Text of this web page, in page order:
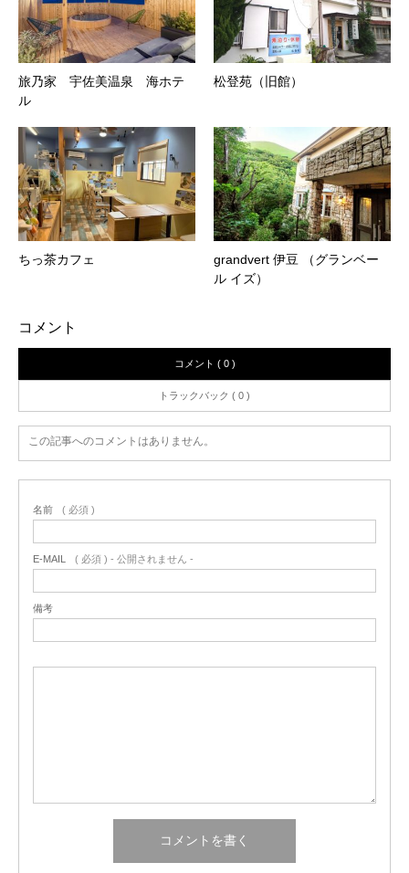
旅乃家 宇佐美温泉 海ホテ
ル
松登苑（旧館）
ちっ茶カフェ
grandvert 伊豆 （グランベー
ル イズ）
コメント
コメント ( 0 )
トラックバック ( 0 )
この記事へのコメントはありません。
名前 ( 必須 )
E-MAIL ( 必須 ) - 公開されません -
備考